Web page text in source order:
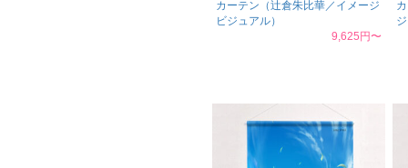
カーテン（辻倉朱比華／イメージ
ビジュアル）
9,625円〜